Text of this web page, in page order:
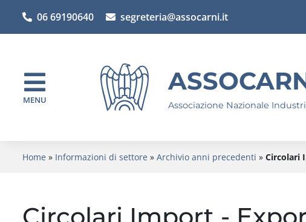
06 69190640 segreteria@assocarni.it
MENU
Associazione Nazionale
Home » Informazioni di settore » Archivio anni precedenti » Circolari